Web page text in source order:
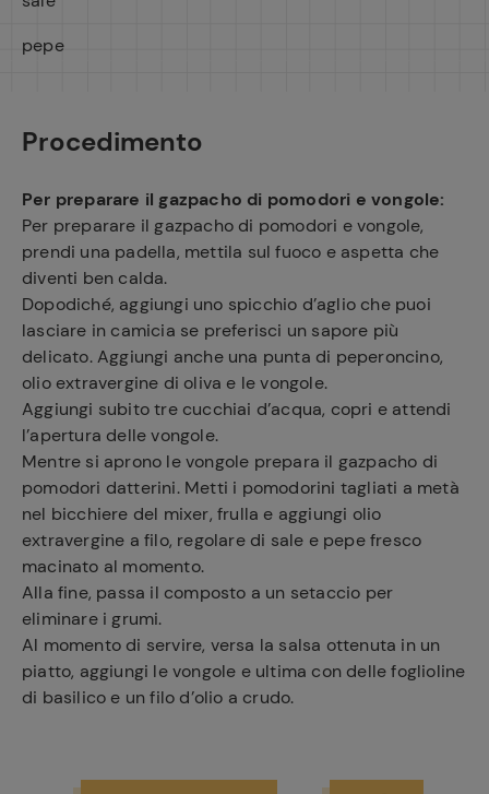
pepe
Procedimento
Per preparare il gazpacho di pomodori e vongole:
Per preparare il gazpacho di pomodori e vongole,
prendi una padella, mettila sul fuoco e aspetta che
diventi ben calda.
Dopodiché, aggiungi uno spicchio d’aglio che puoi
lasciare in camicia se preferisci un sapore più
delicato. Aggiungi anche una punta di peperoncino,
olio extravergine di oliva e le vongole.
Aggiungi subito tre cucchiai d’acqua, copri e attendi
l’apertura delle vongole.
Mentre si aprono le vongole prepara il gazpacho di
pomodori datterini. Metti i pomodorini tagliati a metà
nel bicchiere del mixer, frulla e aggiungi olio
extravergine a filo, regolare di sale e pepe fresco
macinato al momento.
Alla fine, passa il composto a un setaccio per
eliminare i grumi.
Al momento di servire, versa la salsa ottenuta in un
piatto, aggiungi le vongole e ultima con delle foglioline
di basilico e un filo d’olio a crudo.